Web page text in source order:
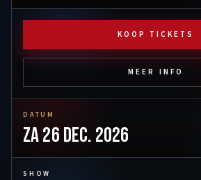
KOOP TICKETS
MEER INFO
DATUM
za 26 dec. 2026
SHOW